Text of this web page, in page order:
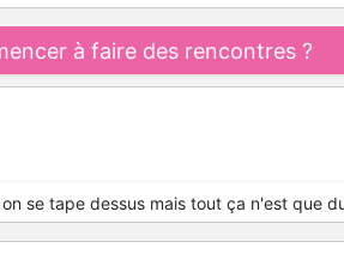
à faire des rencontres ?
se tape dessus mais tout ça n'est que